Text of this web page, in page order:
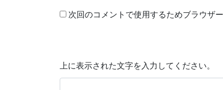
次回のコメントで使用するためブラウザ
上に表示された文字を入力してください。